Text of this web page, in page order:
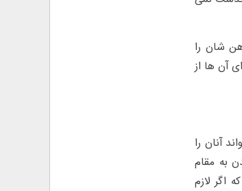
شان را
آن ها از
آنان را
به مقام
اگر لازم